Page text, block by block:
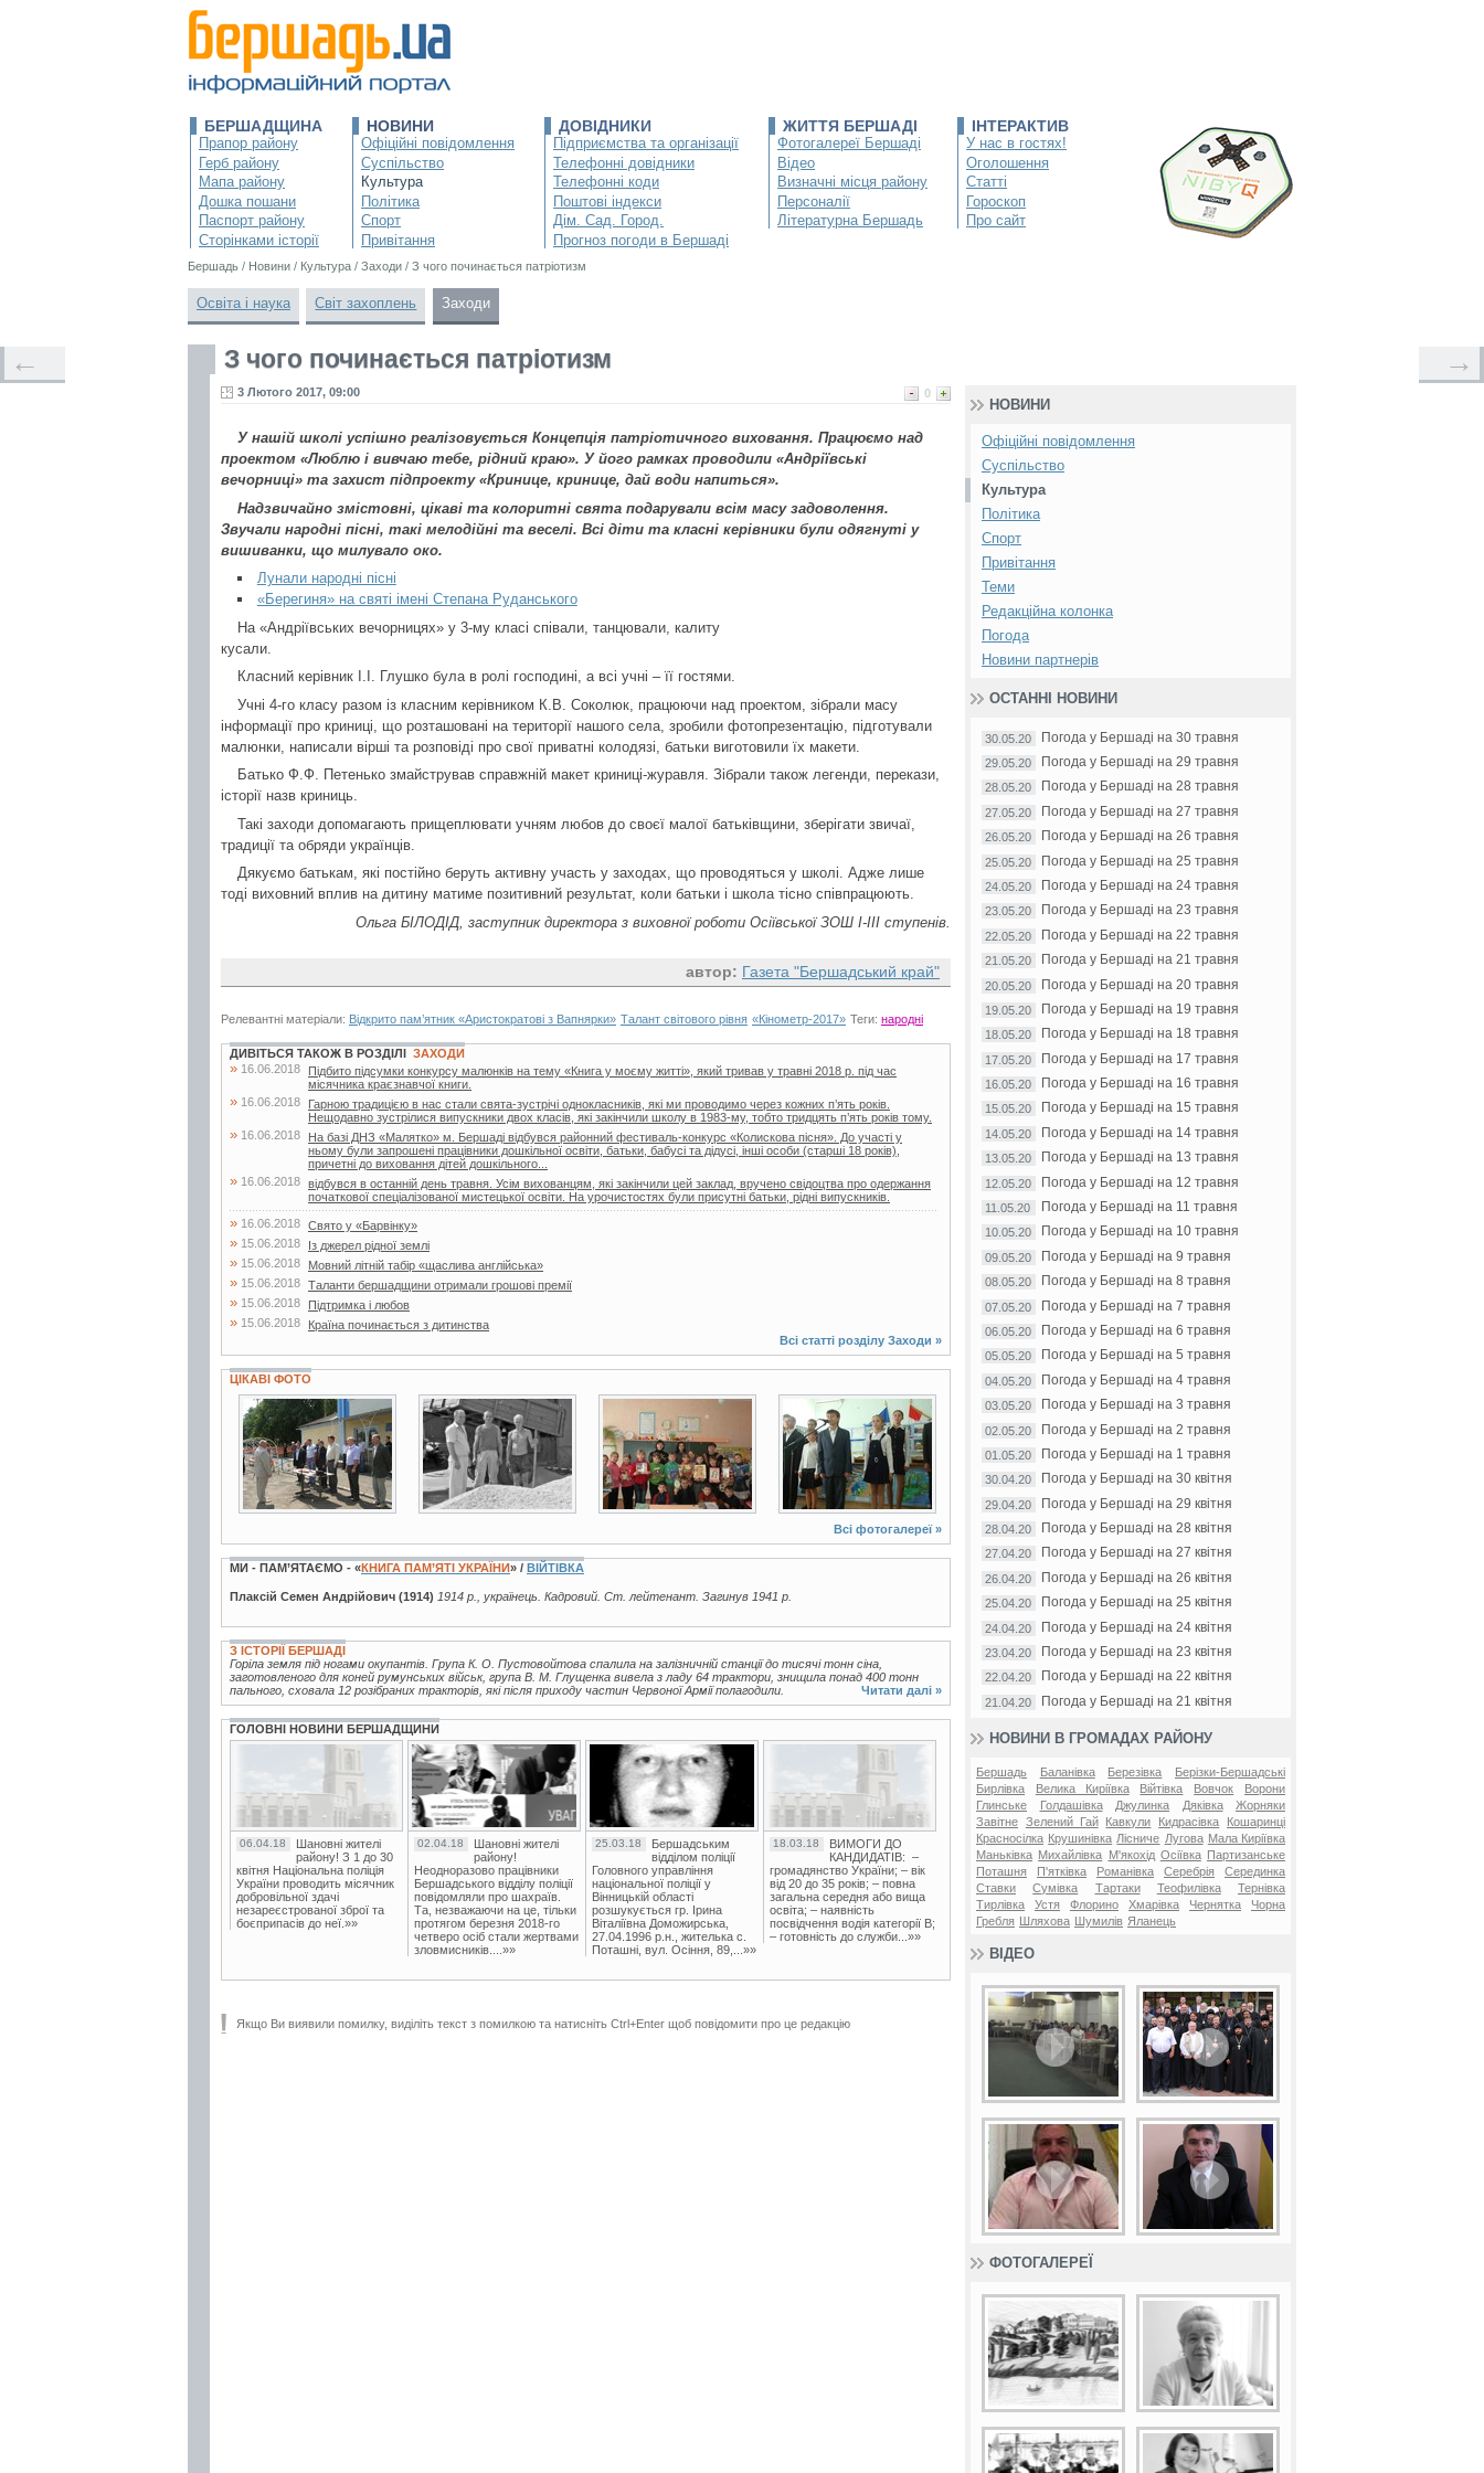
БЕРШАДЩИНА
Прапор району
Герб району
Мапа району
Дошка пошани
Паспорт району
Сторінками історії
НОВИНИ
Офіційні повідомлення
Суспільство
Культура
Політика
Спорт
Привітання
ДОВІДНИКИ
Підприємства та організації
Телефонні довідники
Телефонні коди
Поштові індекси
Дім. Сад. Город.
Прогноз погоди в Бершаді
ЖИТТЯ БЕРШАДІ
Фотогалереї Бершаді
Відео
Визначні місця району
Персоналії
Літературна Бершадь
ІНТЕРАКТИВ
У нас в гостях!
Оголошення
Статті
Гороскоп
Про сайт
Бершадь / Новини / Культура / Заходи / З чого починається патріотизм
Освіта і наука Світ захоплень Заходи
З чого починається патріотизм
0
3 Лютого 2017, 09:00
У нашій школі успішно реалізовується Концепція патріотичного виховання. Працюємо над
проектом «Люблю і вивчаю тебе, рідний краю». У його рамках проводили «Андріївські
вечорниці» та захист підпроекту «Кринице, кринице, дай води напиться».
Надзвичайно змістовні, цікаві та колоритні свята подарували всім масу задоволення.
Звучали народні пісні, такі мелодійні та веселі. Всі діти та класні керівники були одягнуті у
вишиванки, що милувало око.
Лунали народні пісні
«Берегиня» на святі імені Степана Руданського
На «Андріївських вечорницях» у 3-му класі співали, танцювали, калиту
кусали.
Класний керівник І.І. Глушко була в ролі господині, а всі учні – її гостями.
Учні 4-го класу разом із класним керівником К.В. Соколюк, працюючи над проектом, зібрали масу
інформації про криниці, що розташовані на території нашого села, зробили фотопрезентацію, підготували
малюнки, написали вірші та розповіді про свої приватні колодязі, батьки виготовили їх макети.
Батько Ф.Ф. Петенько змайстрував справжній макет криниці-журавля. Зібрали також легенди, перекази,
історії назв криниць.
Такі заходи допомагають прищеплювати учням любов до своєї малої батьківщини, зберігати звичаї,
традиції та обряди українців.
Дякуємо батькам, які постійно беруть активну участь у заходах, що проводяться у школі. Адже лише
тоді виховний вплив на дитину матиме позитивний результат, коли батьки і школа тісно співпрацюють.
Ольга БІЛОДІД, заступник директора з виховної роботи Осіївської ЗОШ І-ІІІ ступенів.
автор: Газета "Бершадський край"
Релевантні матеріали: Відкрито пам’ятник «Аристократові з Вапнярки» Талант світового рівня «Кінометр-2017» Теги: народні
← →
ДИВІТЬСЯ ТАКОЖ В РОЗДІЛІ ЗАХОДИ
» 16.06.2018
Підбито підсумки конкурсу малюнків на тему «Книга у моєму житті», який тривав у травні 2018 р. під час
місячника краєзнавчої книги.
» 16.06.2018
Гарною традицією в нас стали свята-зустрічі однокласників, які ми проводимо через кожних п’ять років.
Нещодавно зустрілися випускники двох класів, які закінчили школу в 1983-му, тобто тридцять п’ять років тому.
» 16.06.2018
На базі ДНЗ «Малятко» м. Бершаді відбувся районний фестиваль-конкурс «Колискова пісня». До участі у
ньому були запрошені працівники дошкільної освіти, батьки, бабусі та дідусі, інші особи (старші 18 років),
причетні до виховання дітей дошкільного...
» 16.06.2018 відбувся в останній день травня. Усім вихованцям, які закінчили цей заклад, вручено свідоцтва про одержання
початкової спеціалізованої мистецької освіти. На урочистостях були присутні батьки, рідні випускників.
» 16.06.2018 Свято у «Барвінку»
» 15.06.2018 Із джерел рідної землі
» 15.06.2018 Мовний літній табір «щаслива англійська»
» 15.06.2018 Таланти бершадщини отримали грошові премії
» 15.06.2018 Підтримка і любов
» 15.06.2018
Країна починається з дитинства
Всі статті розділу Заходи »
ЦІКАВІ ФОТО
3 фото 2 фото 3 фото 4 фото
Всі фотогалереї »
МИ - ПАМ’ЯТАЄМО - «КНИГА ПАМ’ЯТІ УКРАЇНИ» / ВІЙТІВКА
Плаксій Семен Андрійович (1914) 1914 р., українець. Кадровий. Ст. лейтенант. Загинув 1941 р.
З ІСТОРІЇ БЕРШАДІ
Горіла земля під ногами окупантів. Група К. О. Пустовойтова спалила на залізничній станції до тисячі тонн сіна,
заготовленого для коней румунських військ, група В. М. Глущенка вивела з ладу 64 трактори, знищила понад 400 тонн
пального, сховала 12 розібраних тракторів, які після приходу частин Червоної Армії полагодили.
Читати далі »
ГОЛОВНІ НОВИНИ БЕРШАДЩИНИ
06.04.18
Шановні жителі
району! З 1 до 30
квітня Національна поліція
України проводить місячник
добровільної здачі
незареєстрованої зброї та
боєприпасів до неї.»»
02.04.18
Шановні жителі
району!
Неодноразово працівники
Бершадського відділу поліції
повідомляли про шахраїв.
Та, незважаючи на це, тільки
протягом березня 2018-го
четверо осіб стали жертвами
зловмисників....»»
25.03.18
Бершадським
відділом поліції
Головного управління
національної поліції у
Вінницькій області
розшукується гр. Ірина
Віталіївна Доможирська,
27.04.1996 р.н., жителька с.
Поташні, вул. Осіння, 89,...»»
18.03.18
ВИМОГИ ДО
КАНДИДАТІВ: –
громадянство України; – вік
від 20 до 35 років; – повна
загальна середня або вища
освіта; – наявність
посвідчення водія категорії В;
– готовність до служби...»»
Якщо Ви виявили помилку, виділіть текст з помилкою та натисніть Ctrl+Enter щоб повідомити про це редакцію
НОВИНИ
Офіційні повідомлення
Суспільство
Культура
Політика
Спорт
Привітання
Теми
Редакційна колонка
Погода
Новини партнерів
ОСТАННІ НОВИНИ
30.05.20 Погода у Бершаді на 30 травня
29.05.20 Погода у Бершаді на 29 травня
28.05.20 Погода у Бершаді на 28 травня
27.05.20 Погода у Бершаді на 27 травня
26.05.20 Погода у Бершаді на 26 травня
25.05.20 Погода у Бершаді на 25 травня
24.05.20 Погода у Бершаді на 24 травня
23.05.20 Погода у Бершаді на 23 травня
22.05.20 Погода у Бершаді на 22 травня
21.05.20 Погода у Бершаді на 21 травня
20.05.20 Погода у Бершаді на 20 травня
19.05.20 Погода у Бершаді на 19 травня
18.05.20 Погода у Бершаді на 18 травня
17.05.20 Погода у Бершаді на 17 травня
16.05.20 Погода у Бершаді на 16 травня
15.05.20 Погода у Бершаді на 15 травня
14.05.20 Погода у Бершаді на 14 травня
13.05.20 Погода у Бершаді на 13 травня
12.05.20 Погода у Бершаді на 12 травня
11.05.20 Погода у Бершаді на 11 травня
10.05.20 Погода у Бершаді на 10 травня
09.05.20 Погода у Бершаді на 9 травня
08.05.20 Погода у Бершаді на 8 травня
07.05.20 Погода у Бершаді на 7 травня
06.05.20 Погода у Бершаді на 6 травня
05.05.20 Погода у Бершаді на 5 травня
04.05.20 Погода у Бершаді на 4 травня
03.05.20 Погода у Бершаді на 3 травня
02.05.20 Погода у Бершаді на 2 травня
01.05.20 Погода у Бершаді на 1 травня
30.04.20 Погода у Бершаді на 30 квітня
29.04.20 Погода у Бершаді на 29 квітня
28.04.20 Погода у Бершаді на 28 квітня
27.04.20 Погода у Бершаді на 27 квітня
26.04.20 Погода у Бершаді на 26 квітня
25.04.20 Погода у Бершаді на 25 квітня
24.04.20 Погода у Бершаді на 24 квітня
23.04.20 Погода у Бершаді на 23 квітня
22.04.20 Погода у Бершаді на 22 квітня
21.04.20 Погода у Бершаді на 21 квітня
НОВИНИ В ГРОМАДАХ РАЙОНУ
Бершадь Баланівка Березівка
Берізки-Бершадські
Бирлівка
Велика Киріївка Війтівка Вовчок
Ворони
Глинське
Голдашівка Джулинка Дяківка
Жорняки
Завітне Зелений Гай Кавкули Кидрасівка
Кошаринці
Красносілка Крушинівка Лісниче Лугова Мала Киріївка
Маньківка Михайлівка М'якохід Осіївка
Партизанське
Поташня
П'ятківка Романівка Серебрія
Серединка
Ставки
Сумівка Тартаки Теофилівка
Тернівка
Тирлівка
Устя Флорино Хмарівка Чернятка
Чорна
Гребля
Шляхова Шумилів Яланець
ВІДЕО
ФОТОГАЛЕРЕЇ